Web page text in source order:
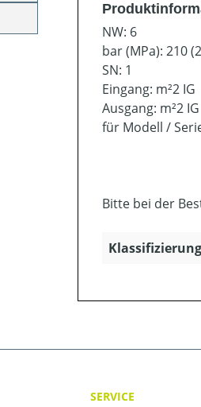
NW: 6
bar (MPa): 210
SN: 1
Eingang: m²2 IG
Ausgang: m²2 IG
für Modell /
Bitte bei der
SERVICE